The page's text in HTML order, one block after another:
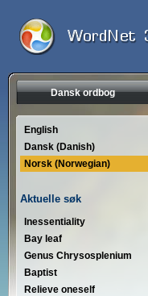
Dansk ordbog
English
Dansk (Danish)
Norsk (Norwegian)
Aktuelle søk
Inessentiality
Bay leaf
Genus Chrysosplenium
Baptist
Relieve oneself